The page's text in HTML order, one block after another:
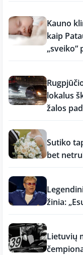
Kauno
kaip
„sveiko“
lokalus
žalos
Sutiko
bet
žinia:
Lietuvių